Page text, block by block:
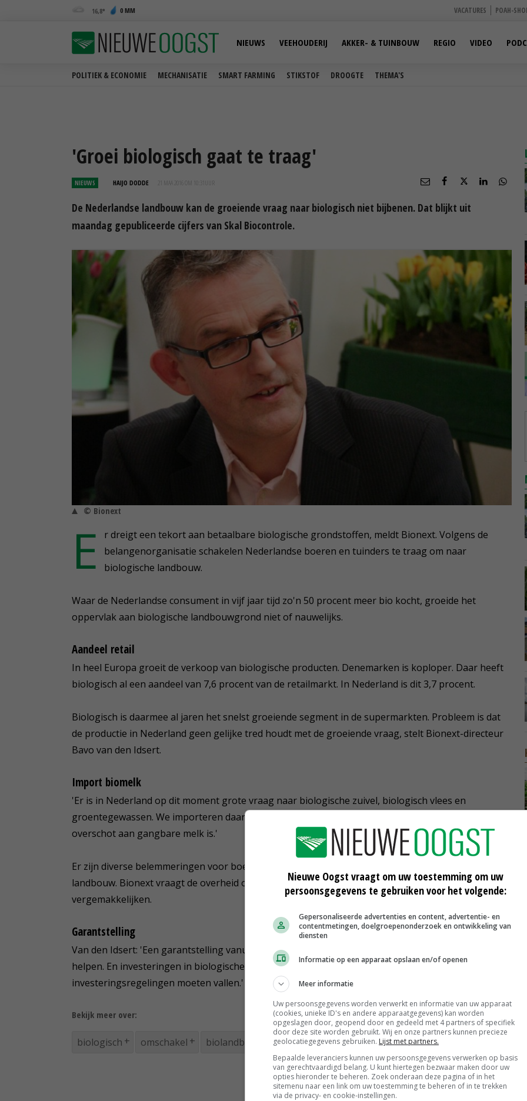
16,8 0 MM VACATURES POAH-
POLITIEK & ECONOMIE MECHANISATIE SMART FARMING STIKSTOF DROOGTE THEMA'S
NIEUWS VEEHOUDERIJ AKKER- & TUINBOUW REGIO VIDEO
'Groei biologisch gaat te traag'
NIEUWS HAIJO DODDE 21 MAA 2016 OM 10:31
De Nederlandse landbouw kan de groeiende vraag naar biologisch niet bijbenen. Dat blijkt uit
maandag gepubliceerde cijfers van Skal Biocontrole.
© Bionext
E
r dreigt een tekort aan betaalbare biologische grondstoffen, meldt Bionext. Volgens de
belangenorganisatie schakelen Nederlandse boeren en tuinders te traag om naar
biologische landbouw.
Waar de Nederlandse consument in vijf jaar tijd zo'n 50 procent meer bio kocht, groeide het
oppervlak aan biologische landbouwgrond niet of nauwelijks.
Aandeel retail
In heel Europa groeit de verkoop van biologische producten. Denemarken is koploper. Daar heeft
biologisch al een aandeel van 7,6 procent van de retailmarkt. In Nederland is dit 3,7 procent.
Biologisch is daarmee al jaren het snelst groeiende segment in de supermarkten. Probleem is dat
de productie in Nederland geen gelijke tred houdt met de groeiende vraag, stelt Bionext-directeur
Bavo van den Idsert.
Import biomelk
'Er is in Nederland op dit moment grote vraag naar biologische zuivel, biologisch vlees en
groentegewassen. We importeren daarom zelfs biologische melk, terwijl er tegelijkertijd een
overschot aan gangbare melk is.'
Er zijn diverse belemmeringen voor boeren om over te stappen van conventionele naar biologische
landbouw. Bionext vraagt de overheid om maatregelen die de markt een handje helpen dat te
vergemakkelijken.
Garantstelling
Van den Idsert: 'Een garantstelling vanuit de overheid in de omschakelperiode zou bijvoorbeeld
helpen. En investeringen in biologische landbouw zouden per definitie onder groene
investeringsregelingen moeten vallen.'
Bekijk meer over:
biologisch omschakel biolandbouw bionext
Nieuwe Oogst vraagt om uw toestemming om uw
persoonsgegevens te gebruiken voor het volgende:
Gepersonaliseerde advertenties en content, advertentie- en
contentmetingen, doelgroepenonderzoek en ontwikkeling van
diensten
Informatie op een apparaat opslaan en/of openen
Meer informatie
Uw persoonsgegevens worden verwerkt en informatie van uw apparaat
(cookies, unieke ID's en andere apparaatgegevens) kan worden
opgeslagen door, geopend door en gedeeld met 4 partners of specifiek
door deze site worden gebruikt. Wij en onze partners kunnen precieze
geolocatiegegevens gebruiken. Lijst met partners.
Bepaalde leveranciers kunnen uw persoonsgegevens verwerken op basis
van gerechtvaardigd belang. U kunt hiertegen bezwaar maken door uw
opties hieronder te beheren. Zoek onderaan deze pagina of in het
sitemenu naar een link om uw toestemming te beheren of in te trekken
via de privacy- en cookie-instellingen.